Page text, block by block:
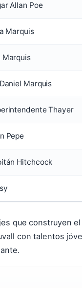
Allan Poe
Marquis
Marquis
Marquis
Thayer
Pepe
Hitchcock
que construyen
con talentos